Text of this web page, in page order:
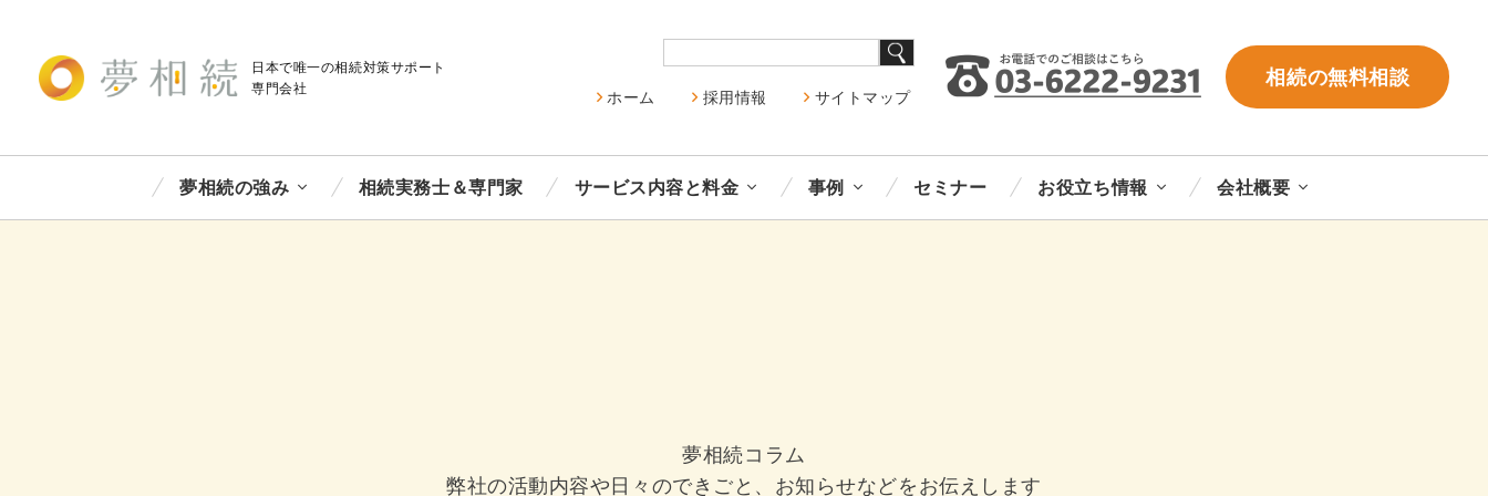
日本で唯一の相続対策サポート
専門会社
ホーム 採用情報 サイトマップ
相続の無料相談
夢相続の強み 相続実務士＆専門家 サービス内容と料金 事例 セミナー お役立ち情報 会社概要
夢相続コラム
弊社の活動内容や日々のできごと、お知らせなどをお伝えします